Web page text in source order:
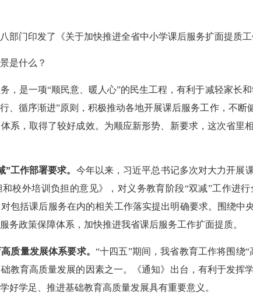
门印发了《关于加快推进全省中小学课后服务扩面提质工
是什么？
是一项“顺民意、暖人心”的民生工程，有利于减轻家长
、循序渐进”原则，积极推动各地开展课后服务工作，不
系，取得了较好成效。为顺应新形势、新要求，这次省
工作部署要求。 今年以来，习近平总书记多次对大力开展
校外培训负担的意见》，对义务教育阶段“双减”工作进
包括课后服务在内的相关工作落实提出明确要求。围绕中
务政策保障体系，加快推进我省课后服务工作扩面提质。
质量发展体系要求。 “十四五”期间，我省教育工作将围绕
教育高质量发展的因素之一。《通知》出台，有利于发
好学足、推进基础教育高质量发展具有重要意义。